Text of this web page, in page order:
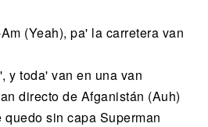
(Yeah), pa' la carretera van
y toda' van en una van
directo de Afganistán (Auh)
sin capa Superman